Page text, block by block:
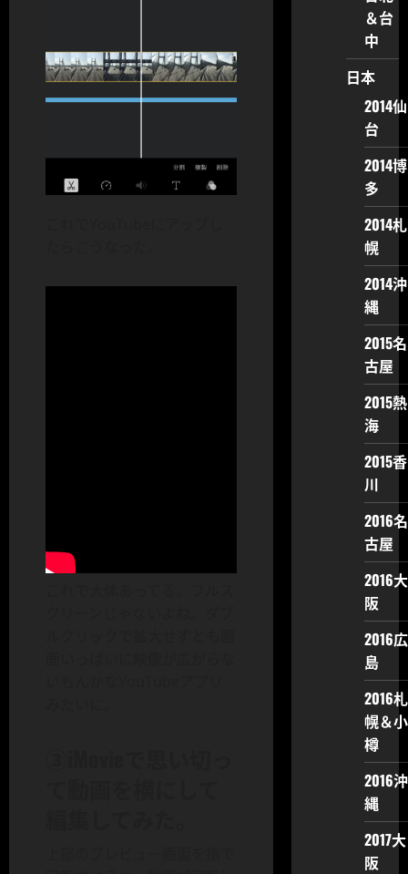
＆台
中
日本
2014仙
台
2014博
多
2014札
幌
2014沖
縄
2015名
古屋
2015熱
海
2015香
川
2016名
古屋
2016大
阪
2016広
島
2016札
幌＆小
樽
2016沖
縄
2017大
阪